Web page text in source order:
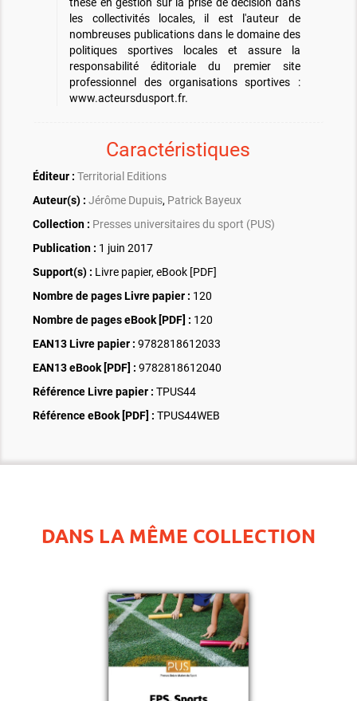
les collectivités locales, il est l'auteur de
nombreuses publications dans le domaine des
politiques sportives locales et assure la
responsabilité éditoriale du premier site
professionnel des organisations sportives :
www.acteursdusport.fr.
Caractéristiques
Éditeur : Territorial Editions
Auteur(s) : Jérôme Dupuis, Patrick Bayeux
Collection : Presses universitaires du sport (PUS)
Publication : 1 juin 2017
Support(s) : Livre papier, eBook [PDF]
Nombre de pages Livre papier : 120
Nombre de pages eBook [PDF] : 120
EAN13 Livre papier : 9782818612033
EAN13 eBook [PDF] : 9782818612040
Référence Livre papier : TPUS44
Référence eBook [PDF] : TPUS44WEB
DANS LA MÊME COLLECTION